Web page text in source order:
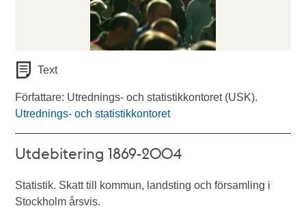
Text
Författare: Utrednings- och statistikkontoret (USK).
Utrednings- och statistikkontoret
Utdebitering 1869-2004
Statistik. Skatt till kommun, landsting och församling i
Stockholm årsvis.